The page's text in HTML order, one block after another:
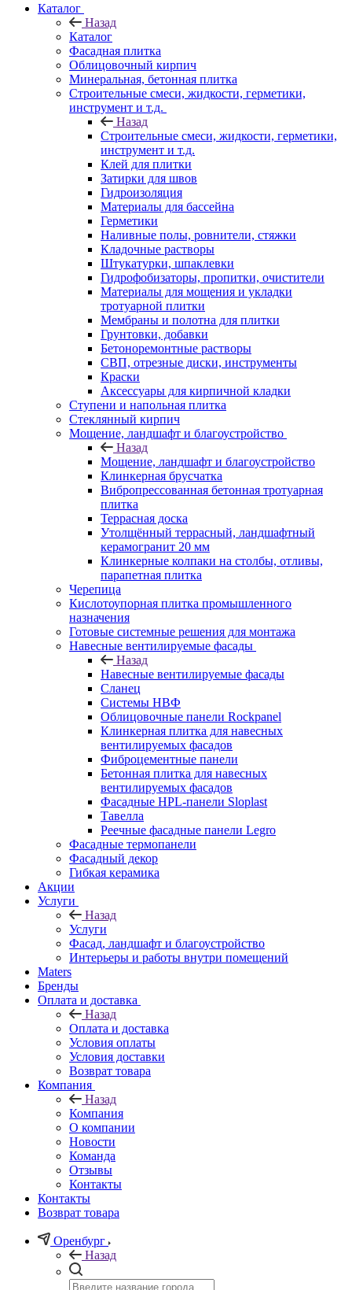
Каталог
Назад
Каталог
Фасадная плитка
Облицовочный кирпич
Минеральная, бетонная плитка
Строительные смеси, жидкости, герметики,
инструмент и т.д.
Назад
Строительные смеси, жидкости, герметики,
инструмент и т.д.
Клей для плитки
Затирки для швов
Гидроизоляция
Материалы для бассейна
Герметики
Наливные полы, ровнители, стяжки
Кладочные растворы
Штукатурки, шпаклевки
Гидрофобизаторы, пропитки, очистители
Материалы для мощения и укладки
тротуарной плитки
Мембраны и полотна для плитки
Грунтовки, добавки
Бетоноремонтные растворы
СВП, отрезные диски, инструменты
Краски
Аксессуары для кирпичной кладки
Ступени и напольная плитка
Cтеклянный кирпич
Мощение, ландшафт и благоустройство
Назад
Мощение, ландшафт и благоустройство
Клинкерная брусчатка
Вибропрессованная бетонная тротуарная
плитка
Террасная доска
Утолщённый террасный, ландшафтный
керамогранит 20 мм
Клинкерные колпаки на столбы, отливы,
парапетная плитка
Черепица
Кислотоупорная плитка промышленного
назначения
Готовые системные решения для монтажа
Навесные вентилируемые фасады
Назад
Навесные вентилируемые фасады
Сланец
Системы НВФ
Облицовочные панели Rockpanel
Клинкерная плитка для навесных
вентилируемых фасадов
Фиброцементные панели
Бетонная плитка для навесных
вентилируемых фасадов
Фасадные HPL-панели Sloplast
Тавелла
Реечные фасадные панели Legro
Фасадные термопанели
Фасадный декор
Гибкая керамика
Акции
Услуги
Назад
Услуги
Фасад, ландшафт и благоустройство
Интерьеры и работы внутри помещений
Maters
Бренды
Оплата и доставка
Назад
Оплата и доставка
Условия оплаты
Условия доставки
Возврат товара
Компания
Назад
Компания
О компании
Новости
Команда
Отзывы
Контакты
Контакты
Возврат товара
Оренбург
Назад